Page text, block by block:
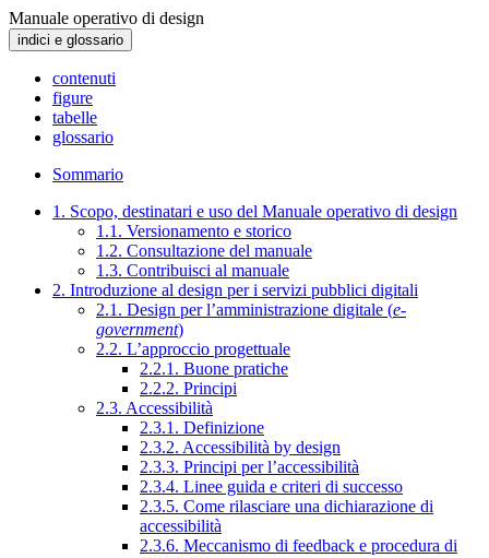
Manuale operativo di design
indici e glossario
contenuti
figure
tabelle
glossario
Sommario
1. Scopo, destinatari e uso del Manuale operativo di design
1.1. Versionamento e storico
1.2. Consultazione del manuale
1.3. Contribuisci al manuale
2. Introduzione al design per i servizi pubblici digitali
2.1. Design per l’amministrazione digitale (e-
government)
2.2. L’approccio progettuale
2.2.1. Buone pratiche
2.2.2. Principi
2.3. Accessibilità
2.3.1. Definizione
2.3.2. Accessibilità by design
2.3.3. Principi per l’accessibilità
2.3.4. Linee guida e criteri di successo
2.3.5. Come rilasciare una dichiarazione di
accessibilità
2.3.6. Meccanismo di feedback e procedura di